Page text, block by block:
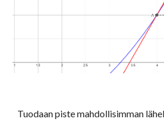
Tuodaan piste mahdollisimman